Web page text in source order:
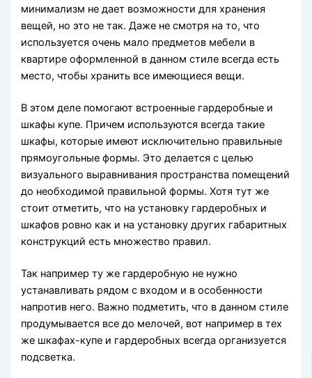
минимализм не дает возможности для хранения
вещей, но это не так. Даже не смотря на то, что
используется очень мало предметов мебели в
квартире оформленной в данном стиле всегда есть
место, чтобы хранить все имеющиеся вещи.
В этом деле помогают встроенные гардеробные и
шкафы купе. Причем используются всегда такие
шкафы, которые имеют исключительно правильные
прямоугольные формы. Это делается с целью
визуального выравнивания пространства помещений
до необходимой правильной формы. Хотя тут же
стоит отметить, что на установку гардеробных и
шкафов ровно как и на установку других габаритных
конструкций есть множество правил.
Так например ту же гардеробную не нужно
устанавливать рядом с входом и в особенности
напротив него. Важно подметить, что в данном стиле
продумывается все до мелочей, вот например в тех
же шкафах-купе и гардеробных всегда организуется
подсветка.